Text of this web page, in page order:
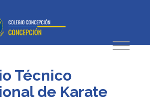
Técnico
de Karate